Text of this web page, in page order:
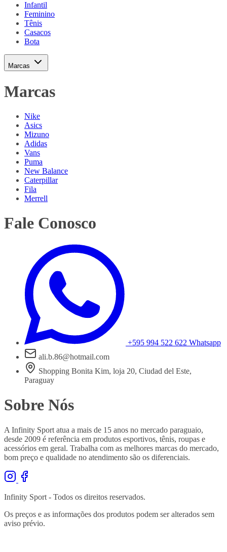
Infantil
Feminino
Tênis
Casacos
Bota
Marcas
Marcas
Nike
Asics
Mizuno
Adidas
Vans
Puma
New Balance
Caterpillar
Fila
Merrell
Fale Conosco
+595 994 522 622 Whatsapp
ali.b.86@hotmail.com
Shopping Bonita Kim, loja 20, Ciudad del Este,
Paraguay
Sobre Nós
A Infinity Sport atua a mais de 15 anos no mercado paraguaio,
desde 2009 é referência em produtos esportivos, tênis, roupas e
acessórios em geral. Trabalha com as melhores marcas do mercado,
bom preço e qualidade no atendimento são os diferenciais.
Infinity Sport - Todos os direitos reservados.
Os preços e as informações dos produtos podem ser alterados sem
aviso prévio.